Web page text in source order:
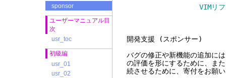
sponsor
ユーザーマニュアル目
次
usr_toc
初級編
usr_01
usr_02
VIMリ
開発支
バグの修正や新機能の追加に
の評価を形にするために、ま
続させるために、寄付をお願